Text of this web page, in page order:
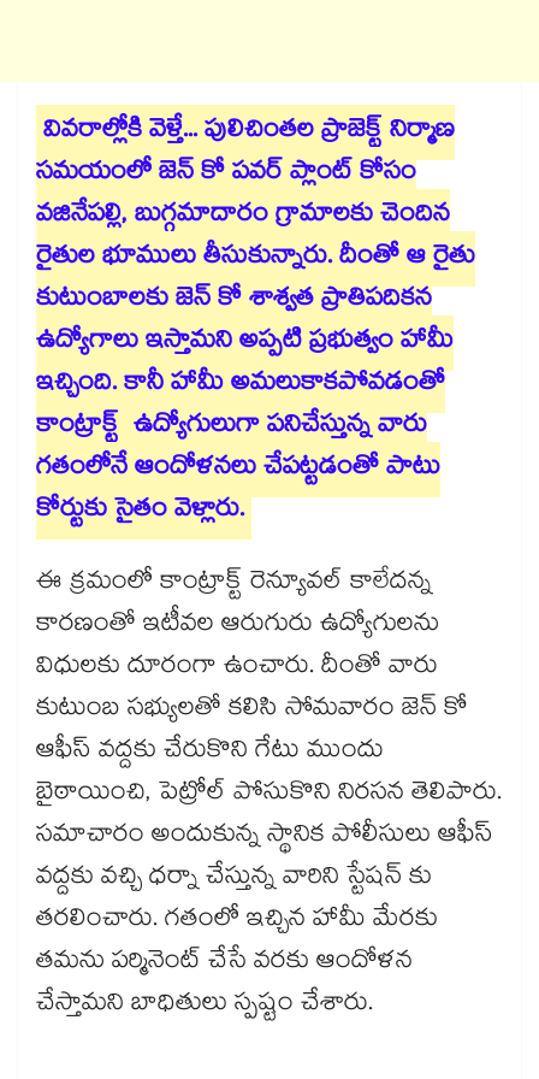
వివరాల్లోకి వెళ్తే... పులిచింతల ప్రాజెక్ట్ నిర్మాణ
సమయంలో జెన్ కో పవర్ ప్లాంట్ కోసం
వజినేపల్లి, బుగ్గమాదారం గ్రామాలకు చెందిన
రైతుల భూములు తీసుకున్నారు. దీంతో ఆ రైతు
కుటుంబాలకు జెన్ కో శాశ్వత ప్రాతిపదికన
ఉద్యోగాలు ఇస్తామని అప్పటి ప్రభుత్వం హామీ
ఇచ్చింది. కానీ హామీ అమలుకాకపోవడంతో
కాంట్రాక్ట్ ఉద్యోగులుగా పనిచేస్తున్న వారు
గతంలోనే ఆందోళనలు చేపట్టడంతో పాటు
కోర్టుకు సైతం వెళ్లారు.
ఈ క్రమంలో కాంట్రాక్ట్ రెన్యూవల్ కాలేదన్న
కారణంతో ఇటీవల ఆరుగురు ఉద్యోగులను
విధులకు దూరంగా ఉంచారు. దీంతో వారు
కుటుంబ సభ్యులతో కలిసి సోమవారం జెన్ కో
ఆఫీస్ వద్దకు చేరుకొని గేటు ముందు
బైఠాయించి, పెట్రోల్ పోసుకొని నిరసన తెలిపారు.
సమాచారం అందుకున్న స్థానిక పోలీసులు ఆఫీస్
వద్దకు వచ్చి ధర్నా చేస్తున్న వారిని స్టేషన్ కు
తరలించారు. గతంలో ఇచ్చిన హామీ మేరకు
తమను పర్మినెంట్ చేసే వరకు ఆందోళన
చేస్తామని బాధితులు స్పష్టం చేశారు.